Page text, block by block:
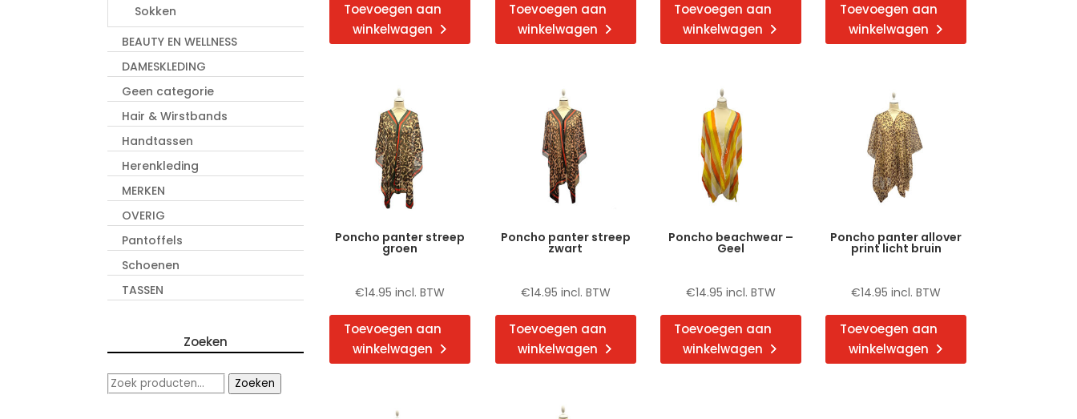
Sokken
BEAUTY EN WELLNESS
DAMESKLEDING
Geen categorie
Hair & Wirstbands
Handtassen
Herenkleding
MERKEN
OVERIG
Pantoffels
Schoenen
TASSEN
Zoeken
Zoeken
naar:
Zoeken
Toevoegen aan
winkelwagen
Toevoegen aan
winkelwagen
Toevoegen aan
winkelwagen
Toevoegen aan
winkelwagen
Poncho panter streep
groen
€14.95 incl. BTW
Toevoegen aan
winkelwagen
Poncho panter streep
zwart
€14.95 incl. BTW
Toevoegen aan
winkelwagen
Poncho beachwear –
Geel
€14.95 incl. BTW
Toevoegen aan
winkelwagen
Poncho panter allover
print licht bruin
€14.95 incl. BTW
Toevoegen aan
winkelwagen